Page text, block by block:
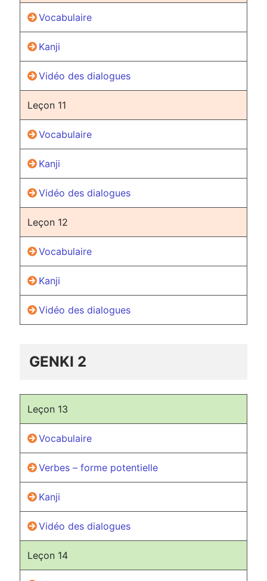
Vocabulaire
Kanji
Vidéo des dialogues
Leçon 11
Vocabulaire
Kanji
Vidéo des dialogues
Leçon 12
Vocabulaire
Kanji
Vidéo des dialogues
GENKI 2
Leçon 13
Vocabulaire
Verbes – forme potentielle
Kanji
Vidéo des dialogues
Leçon 14